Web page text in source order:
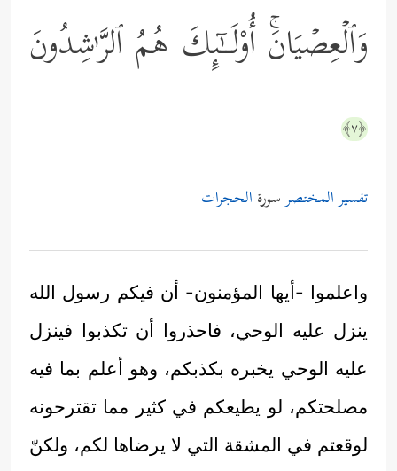
وَٱلۡعِصۡیَانَۚ أُوْلَــٰۤىِٕكَ هُمُ ٱلرَّ ٰ⁠شِدُونَ
﴿٧﴾
تفسير المختصرسورة الحجرات
واعلموا -أيها المؤمنون- أن فيكم رسول الله
ينزل عليه الوحي، فاحذروا أن تكذبوا فينزل
عليه الوحي يخبره بكذبكم، وهو أعلم بما فيه
مصلحتكم، لو يطيعكم في كثير مما تقترحونه
لوقعتم في المشقة التي لا يرضاها لكم، ولكنّ